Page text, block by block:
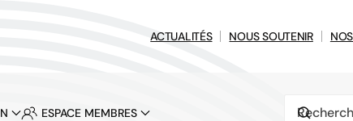
ACTUALITÉS NOUS SOUTENIR
ESPACE MEMBRES